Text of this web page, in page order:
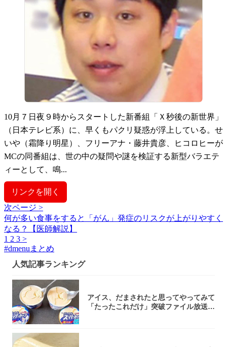
10月７日夜９時からスタートした新番組「Ｘ秒後の新世界」
（日本テレビ系）に、早くもパクリ疑惑が浮上している。せ
いや（霜降り明星）、フリーアナ・藤井貴彦、ヒコロヒーが
MCの同番組は、世の中の疑問や謎を検証する新型バラエテ
ィーとして、鳴...
リンクを開く
次ページ >
何が多い食事をすると「がん」発症のリスクが上がりやすく
なる？【医師解説】
1 2 3 >
#dmenuまとめ
人気記事ランキング
アイス、だまされたと思ってやってみて
「たったこれだけ」突破ファイル放送で